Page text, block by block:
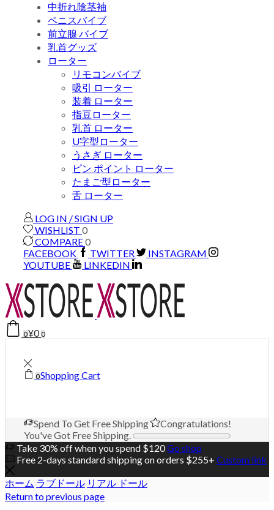
中折れ陰茎袖
ペニスバイブ
前立腺 バイブ
乳首グッズ
ローター
リモコンバイブ
吸引 ローター
装着 ローター
指豆ローター
乳首 ローター
U字型ローター
うさぎ ローター
ピン ポイント ローター
たまご型ローター
舌 ローター
LOG IN / SIGN UP
WISHLIST 0
COMPARE0
FACEBOOK
TWITTER
INSTAGRAM
YOUTUBE
LINKEDIN
0¥0 0
0Shopping Cart
Spend To Get Free Shipping
Congratulations!
You've Got Free Shipping.
Take 30% off when you spend $120Go shop
Free 2-days standard shipping on orders $255+ Custom link
ホーム ラブドール リアル ドール
Return to previous page